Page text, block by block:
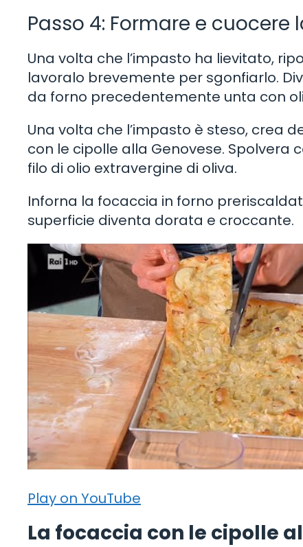
Passo 4: Formare e cuocere
Una volta che l’impasto ha lievitato,
lavoralo brevemente per sgonfiarlo.
da forno precedentemente unta con
Una volta che l’impasto è steso, crea
con le cipolle alla Genovese. Spolvera
filo di olio extravergine di oliva.
Inforna la focaccia in forno
superficie diventa dorata e croccante.
Play on YouTube
La focaccia con le cipolle